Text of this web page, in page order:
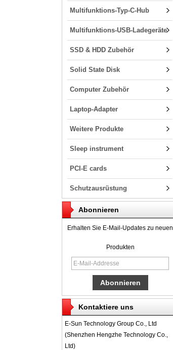
Multifunktions-Typ-C-Hub
Multifunktions-USB-Ladegeräte
SSD & HDD Zubehör
Solid State Disk
Computer Zubehör
Laptop-Adapter
Weitere Produkte
Sleep instrument
PCI-E cards
Schutzausrüstung
Abonnieren
Erhalten Sie E-Mail-Updates zu neuen
Produkten
Kontaktiere uns
E-Sun Technology Group Co., Ltd
(Shenzhen Hengzhe Technology Co.,
Ltd)